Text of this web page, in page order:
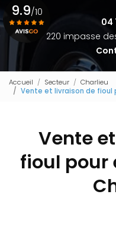
04
220 impasse
9.9/10
Accueil Secteur
Charlieu
Vente et livraison de fioul
Vente
fioul pour